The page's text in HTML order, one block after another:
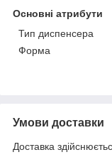
Основні атрибути
Тип диспенсера
Форма
Умови доставки
Доставка